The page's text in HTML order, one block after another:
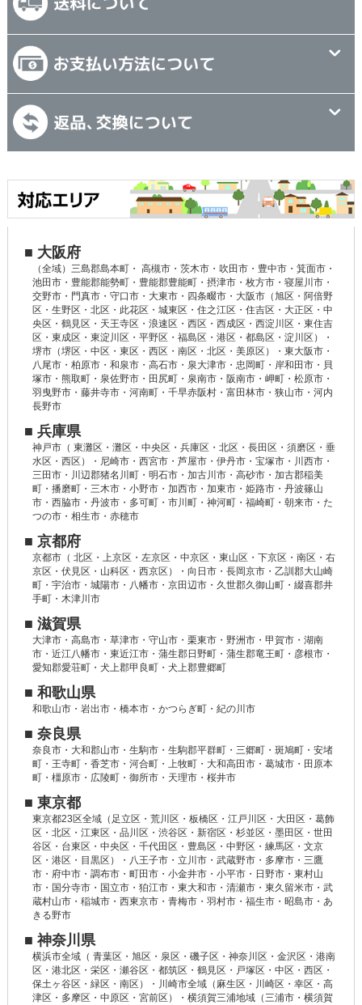
■ 大阪府
（全域）三島郡島本町・ 高槻市・茨木市・吹田市・豊中市・箕面市・
池田市・豊能郡能勢町・豊能郡豊能町・摂津市・枚方市・寝屋川市・
交野市・門真市・守口市・大東市・四条畷市・大阪市（旭区・阿倍野
区・生野区・北区・此花区・城東区・住之江区・住吉区・大正区・中
央区・鶴見区・天王寺区・浪速区・西区・西成区・西淀川区・東住吉
区・東成区・東淀川区・平野区・福島区・港区・都島区・淀川区）・
堺市（堺区・中区・東区・西区・南区・北区・美原区）・東大阪市・
八尾市・柏原市・和泉市・高石市・泉大津市・忠岡町・岸和田市・貝
塚市・熊取町・泉佐野市・田尻町・泉南市・阪南市・岬町・松原市・
羽曳野市・藤井寺市・河南町・千早赤阪村・富田林市・狭山市・河内
長野市
■ 兵庫県
神戸市（ 東灘区・灘区・中央区・兵庫区・北区・長田区・須磨区・垂
水区・西区）・尼崎市・西宮市・芦屋市・伊丹市・宝塚市・川西市・
三田市・川辺郡猪名川町・明石市・加古川市・高砂市・加古郡稲美
町・播磨町・三木市・小野市・加西市・加東市・姫路市・丹波篠山
市・西脇市・丹波市・多可町・市川町・神河町・福崎町・朝来市・た
つの市・相生市・赤穂市
■ 京都府
京都市（ 北区・上京区・左京区・中京区・東山区・下京区・南区・右
京区・伏見区・山科区・西京区）・向日市・長岡京市・乙訓郡大山崎
町・宇治市・城陽市・八幡市・京田辺市・久世郡久御山町・綴喜郡井
手町・木津川市
■ 滋賀県
大津市・高島市・草津市・守山市・栗東市・野洲市・甲賀市・湖南
市・近江八幡市・東近江市・蒲生郡日野町・蒲生郡竜王町・彦根市・
愛知郡愛荘町・犬上郡甲良町・犬上郡豊郷町
■ 和歌山県
和歌山市・岩出市・橋本市・かつらぎ町・紀の川市
■ 奈良県
奈良市・大和郡山市・生駒市・生駒郡平群町・三郷町・斑鳩町・安堵
町・王寺町・香芝市・河合町・上牧町・大和高田市・葛城市・田原本
町・橿原市・広陵町・御所市・天理市・桜井市
■ 東京都
東京都23区全域（足立区・荒川区・板橋区・江戸川区・大田区・葛飾
区・北区・江東区・品川区・渋谷区・新宿区・杉並区・墨田区・世田
谷区・台東区・中央区・千代田区・豊島区・中野区・練馬区・文京
区・港区・目黒区）・八王子市・立川市・武蔵野市・多摩市・三鷹
市・府中市・調布市・町田市・小金井市・小平市・日野市・東村山
市・国分寺市・国立市・狛江市・東大和市・清瀬市・東久留米市・武
蔵村山市・稲城市・西東京市・青梅市・羽村市・福生市・昭島市・あ
きる野市
■ 神奈川県
横浜市全域（ 青葉区・旭区・泉区・磯子区・神奈川区・金沢区・港南
区・港北区・栄区・瀬谷区・都筑区・鶴見区・戸塚区・中区・西区・
保土ヶ谷区・緑区・南区）・川崎市全域（麻生区・川崎区・幸区・高
津区・多摩区・中原区・宮前区）・横須賀三浦地域（三浦市・横須賀